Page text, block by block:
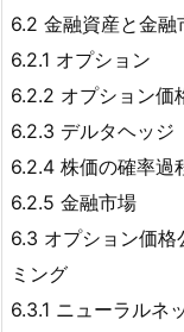
6.2 金融資産と金融
6.2.1 オプション
6.2.2 オプション価
6.2.3 デルタヘッジ
6.2.4 株価の確率過
6.2.5 金融市場
6.3 オプション価格
ミング
6.3.1 ニューラルネ